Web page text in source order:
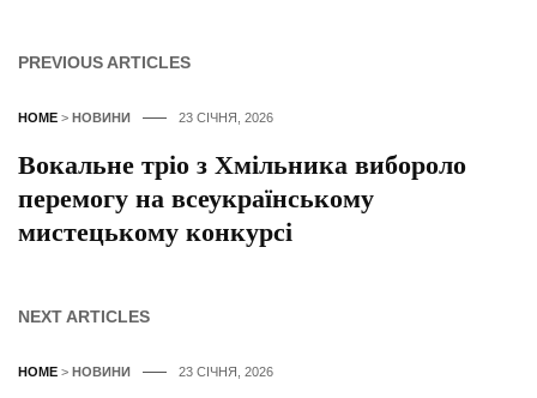
PREVIOUS ARTICLES
HOME > НОВИНИ 23 СІЧНЯ, 2026
Вокальне тріо з Хмільника вибороло
перемогу на всеукраїнському
мистецькому конкурсі
NEXT ARTICLES
HOME > НОВИНИ 23 СІЧНЯ, 2026